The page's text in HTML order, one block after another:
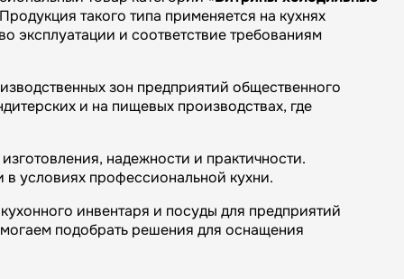
такого типа применяется на кухнях
эксплуатации и соответствие требованиям
зон предприятий общественного
и на пищевых производствах, где
надежности и практичности.
в условиях профессиональной кухни.
инвентаря и посуды для предприятий
подобрать решения для оснащения